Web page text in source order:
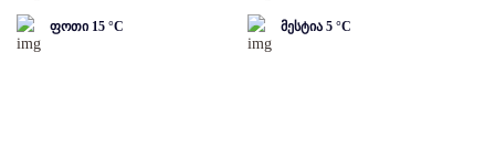
ფოთი 15 °C მესტია 5 °C